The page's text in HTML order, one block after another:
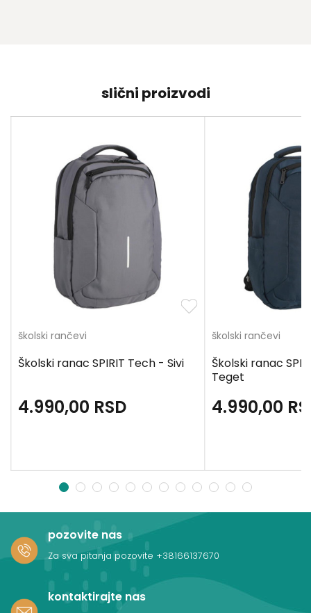
slični proizvodi
školski rančevi
Školski ranac SPIRIT Tech - Sivi
4.990,00 RSD
školski rančevi
Školski ranac
Teget
4.990,00
1 2 3 4 5 6 7 8 9 10 11 12
pozovite nas
Za sva pitanja pozovite +38166137670
kontaktirajte nas